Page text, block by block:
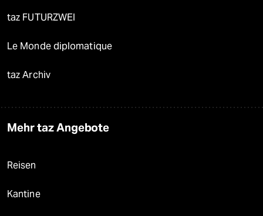
taz FUTURZWEI
Le Monde diplomatique
taz Archiv
Mehr taz Angebote
Reisen
Kantine